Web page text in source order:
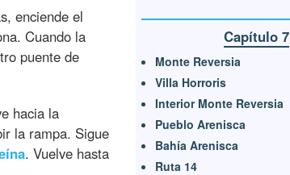
enciende el
Cuando la
puente de
hacia la
la rampa. Sigue
. Vuelve hasta
Capítulo 7
Monte Reversia
Villa Horroris
Interior Monte Reversia
Pueblo Arenisca
Bahía Arenisca
Ruta 14